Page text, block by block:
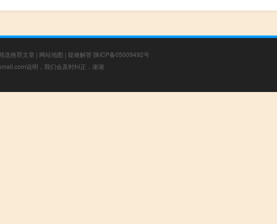
选推荐文章 | 网站地图 | 疑难解答 陕ICP备05009492号
说明，我们会及时纠正，谢谢